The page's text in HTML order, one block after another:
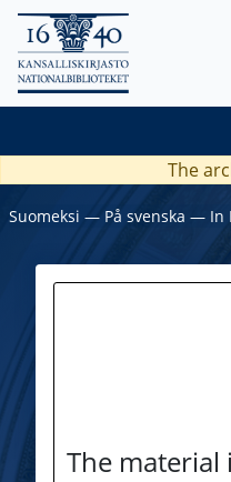
The
Suomeksi ― På svenska ― In
The material